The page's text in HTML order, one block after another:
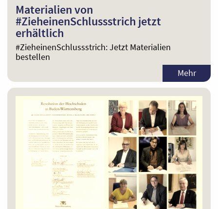
Materialien von
#ZieheinenSchlussstrich jetzt
erhältlich
#ZieheinenSchlussstrich: Jetzt Materialien
bestellen
Mehr